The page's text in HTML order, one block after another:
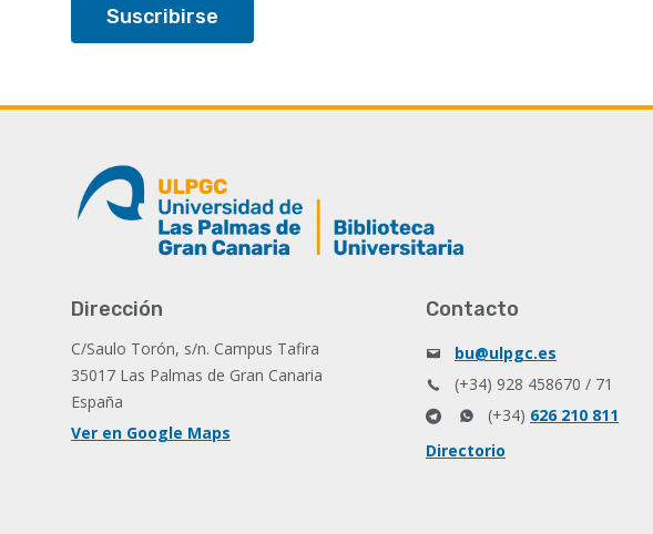
Dirección
C/Saulo Torón, s/n. Campus Tafira
35017 Las Palmas de Gran Canaria
España
Ver en Google Maps
Contacto
bu@ulpgc.es
(+34) 928 458670 / 71
(+34) 626 210 811
Directorio